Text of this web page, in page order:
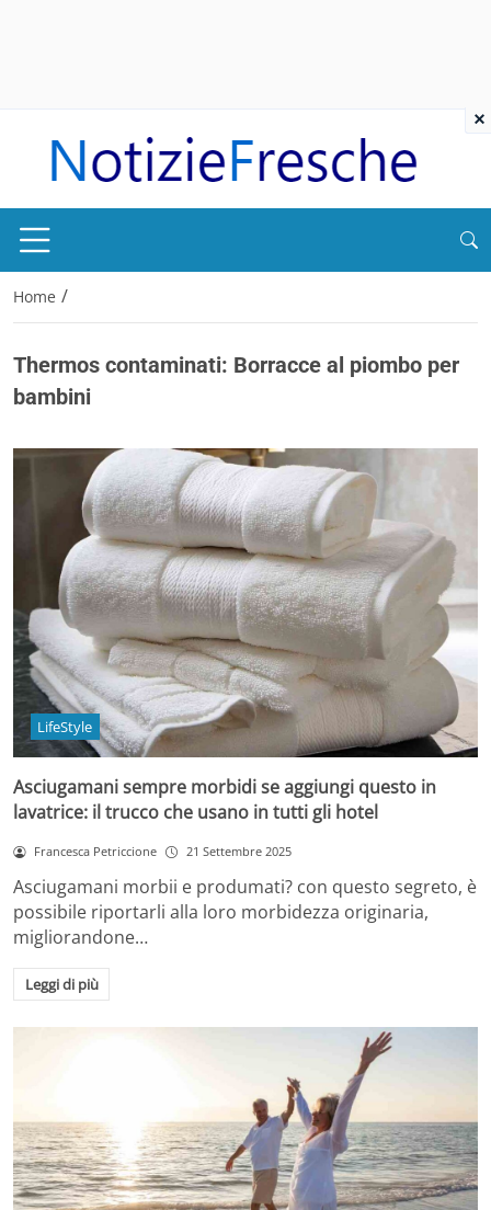
Home /
Thermos contaminati: Borracce al piombo per
bambini
LifeStyle
Asciugamani sempre morbidi se aggiungi questo in
lavatrice: il trucco che usano in tutti gli hotel
Francesca Petriccione 21 Settembre 2025
Asciugamani morbii e produmati? con questo segreto, è
possibile riportarli alla loro morbidezza originaria,
migliorandone…
Leggi di più
×